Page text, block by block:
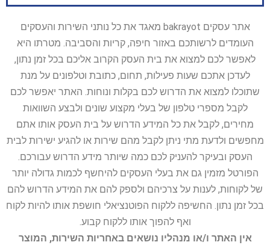
אתר עסקים bakrayot מאגד את כל נותני השירות והעסקים
העומדים לרשותכם באזור חיפה, קריות והסביבה. מטרתו היא
לאפשר לכם למצוא את בית העסק הקרוב אליכם בכל זמן נתון,
לעדכן אתכם שעות פעילות, תחום, כתובת וטלפונים על מנת
שתוכלו למצוא את הדרוש לכם בקלות ונוחות. האתר יאפשר לכם
לקבל מספרי טלפון של בעלי מקצוע שונים ולבצע השוואות
מחירים, לקבל את כל המידע הדרוש על בית העסק אותו אתם
מחפשים ולדעת מתי ניתן לקבל מהם שירות או להגיע ישירות לבית
העסק ובעיקר להעניק לכם כמה שיותר מידע הדרוש עבורכם.
הפורטל מזמין גם את בעלי העסקים להיחשף לכמות גדולה יותר
של לקוחות, לענות על צרכיהם ולספק להם את המידע הדרוש להם
בכל זמן נתון. החשיפה ללקוח הפוטנציאלי חושפת אותו להיות לקוח
ואף להפוך אותו ללקוח קבוע.
אין האתר ו/או מנהליו נושאים באחריות השירות, המוצר